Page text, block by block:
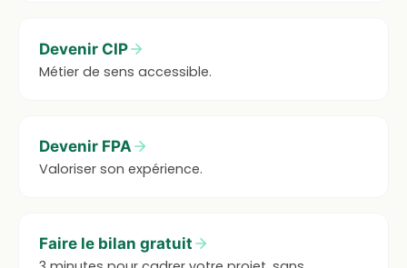
Devenir CIP
Métier de sens accessible.
Devenir FPA
Valoriser son expérience.
Faire le bilan gratuit